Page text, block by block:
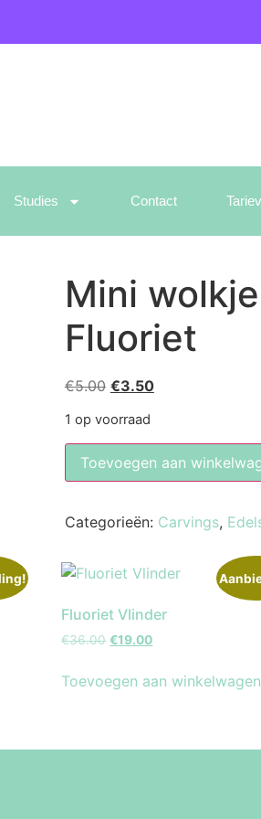
Studies Contact
Mini
Fluoriet
€5.00 €3.50
1 op voorraad
Toevoegen aan
Categorieën: Carvings,
Fluoriet Vlinder
€36.00 €19.00
Toevoegen aan winkelwagen